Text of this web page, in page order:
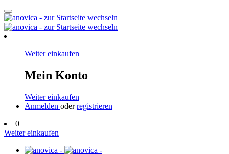
Weiter einkaufen
Mein Konto
Weiter einkaufen
Anmelden oderregistrieren
0
Weiter einkaufen